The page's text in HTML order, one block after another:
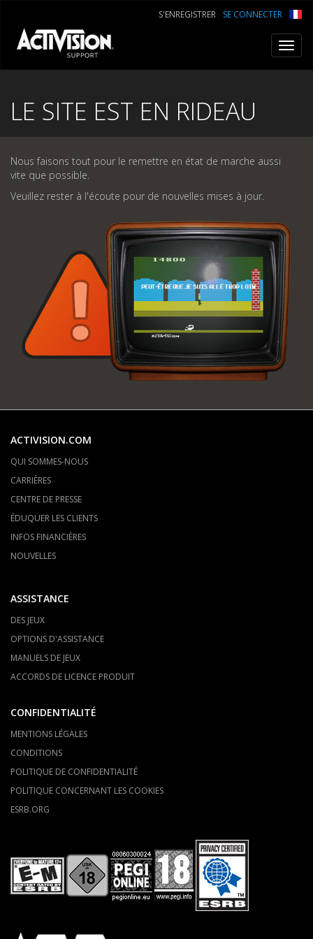
SE CONNECTER
S'ENREGISTRER
LE SITE EST EN RIDEAU
Nous faisons tout pour le remettre en état de marche aussi
vite que possible.
Veuillez rester à l'écoute pour de nouvelles mises à jour.
ACTIVISION.COM
QUI SOMMES-NOUS
CARRIÈRES
CENTRE DE PRESSE
ÉDUQUER LES CLIENTS
INFOS FINANCIÈRES
NOUVELLES
ASSISTANCE
DES JEUX
OPTIONS D'ASSISTANCE
MANUELS DE JEUX
ACCORDS DE LICENCE PRODUIT
CONFIDENTIALITÉ
MENTIONS LÉGALES
CONDITIONS
POLITIQUE DE CONFIDENTIALITÉ
POLITIQUE CONCERNANT LES COOKIES
ESRB.ORG